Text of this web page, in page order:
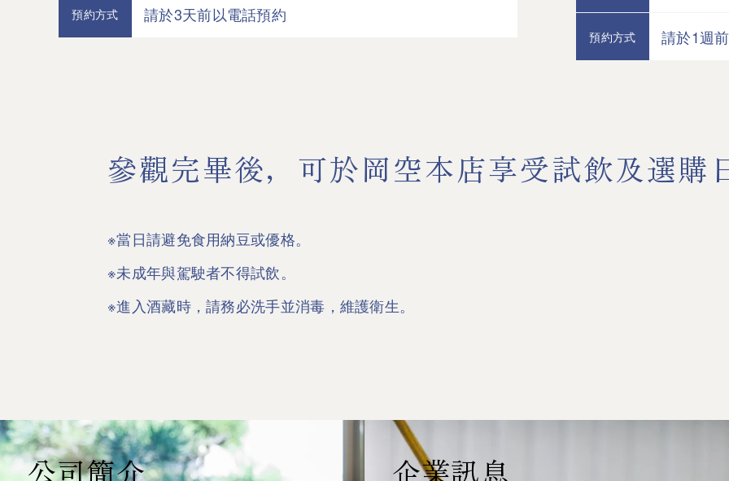
預約方式 請於3天前以電話預約
預約方式 請於1週
參觀完畢後，可於岡空本店享受試飲及選購
※當日請避免食用納豆或優格。
※未成年與駕駛者不得試飲。
※進入酒藏時，請務必洗手並消毒，維護衛生。
公司簡介 企業訊息